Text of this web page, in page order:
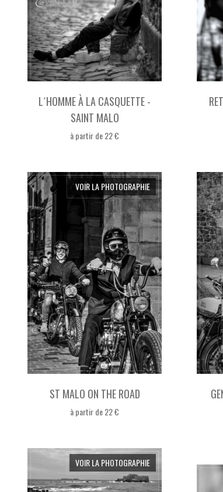
L´HOMME À LA CASQUETTE -
SAINT MALO
à partir de 22 €
ST MALO ON THE ROAD
à partir de 22 €
VOIR LA PHOTOGRAPHIE
VOIR LA PHOTOGRAPHIE